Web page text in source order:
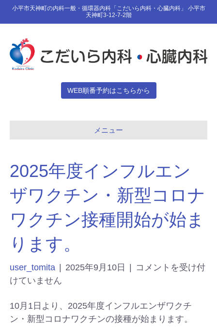
小平市天神町の内科一般・循環器内科「こだいら内科・心臓内科」 小平市
天神町3-12-7-2階
WEB順番予約はこちらから
メニュー
2025年度インフルエン
ザワクチン・新型コロナ
ワクチン接種開始が始ま
ります。
user_tomita 2025年9月10日
コメントを受け付
けていません
10月1日より、2025年度インフルエンザワクチ
ン・新型コロナワクチンの接種が始まります。